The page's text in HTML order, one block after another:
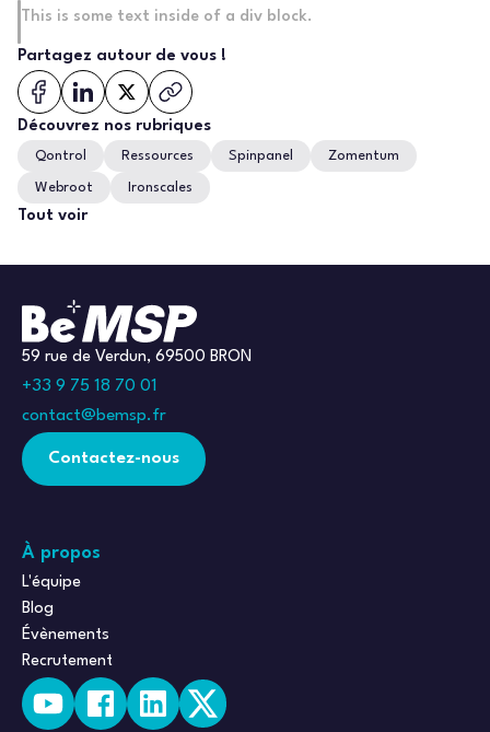
This is some text inside of a div block.
Partagez autour de vous !
Découvrez nos rubriques
Qontrol Ressources Spinpanel Zomentum
Webroot Ironscales
Tout voir
59 rue de Verdun, 69500 BRON
+33 9 75 18 70 01
contact@bemsp.fr
Contactez-nous
À propos
L'équipe
Blog
Évènements
Recrutement